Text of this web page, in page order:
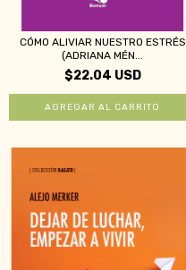
CÓMO ALIVIAR NUESTRO ESTRÉS
(ADRIANA MÉN...
$22.04 USD